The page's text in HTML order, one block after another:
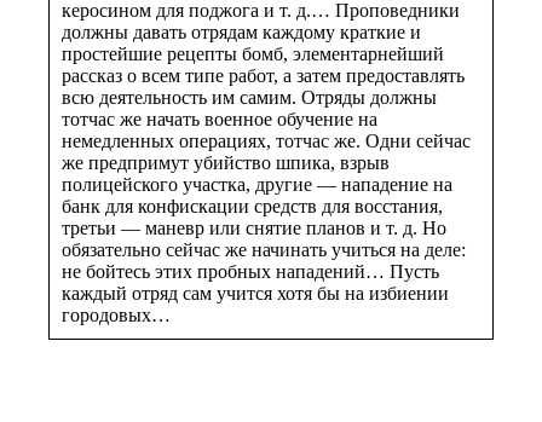
керосином для поджога и т. д.… Проповедники
должны давать отрядам каждому краткие и
простейшие рецепты бомб, элементарнейший
рассказ о всем типе работ, а затем предоставлять
всю деятельность им самим. Отряды должны
тотчас же начать военное обучение на
немедленных операциях, тотчас же. Одни сейчас
же предпримут убийство шпика, взрыв
полицейского участка, другие — нападение на
банк для конфискации средств для восстания,
третьи — маневр или снятие планов и т. д. Но
обязательно сейчас же начинать учиться на деле:
не бойтесь этих пробных нападений… Пусть
каждый отряд сам учится хотя бы на избиении
городовых…